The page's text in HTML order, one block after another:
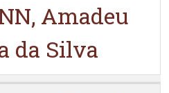
Amadeu
da Silva